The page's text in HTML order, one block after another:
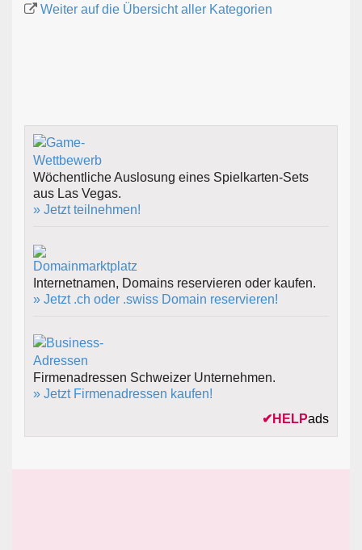
Weiter auf die Übersicht aller Kategorien
Wöchentliche Auslosung eines Spielkarten-Sets
aus Las Vegas.
» Jetzt teilnehmen!
Internetnamen, Domains reservieren oder kaufen.
» Jetzt .ch oder .swiss Domain reservieren!
Firmenadressen Schweizer Unternehmen.
» Jetzt Firmenadressen kaufen!
✔ HELPads